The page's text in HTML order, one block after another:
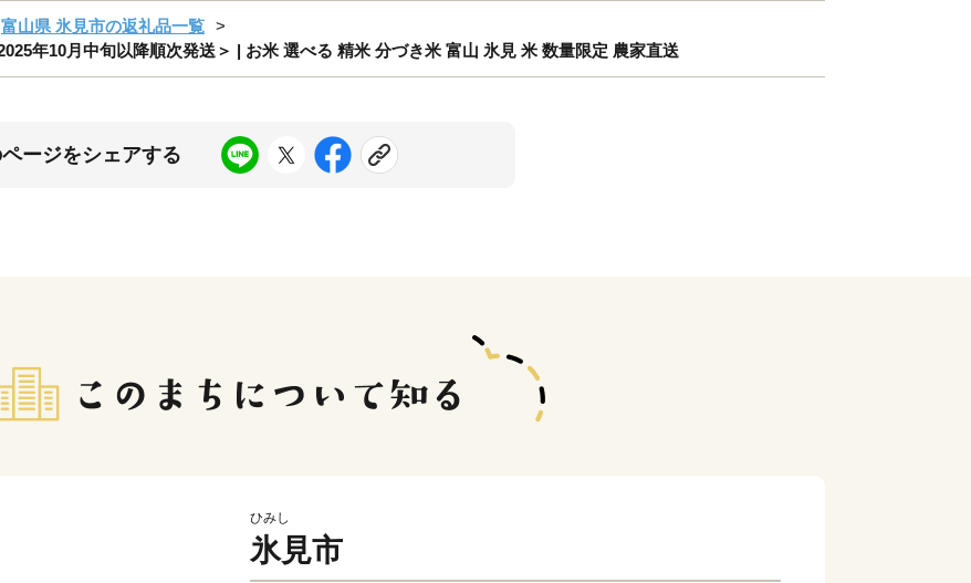
富山県 氷見市の返礼品一覧
年10月中旬以降順次発送＞ | お米 選べる 精米 分づき米 富山 氷見 米 数量限定 農家直送
ージをシェアする
ひみし
氷見市